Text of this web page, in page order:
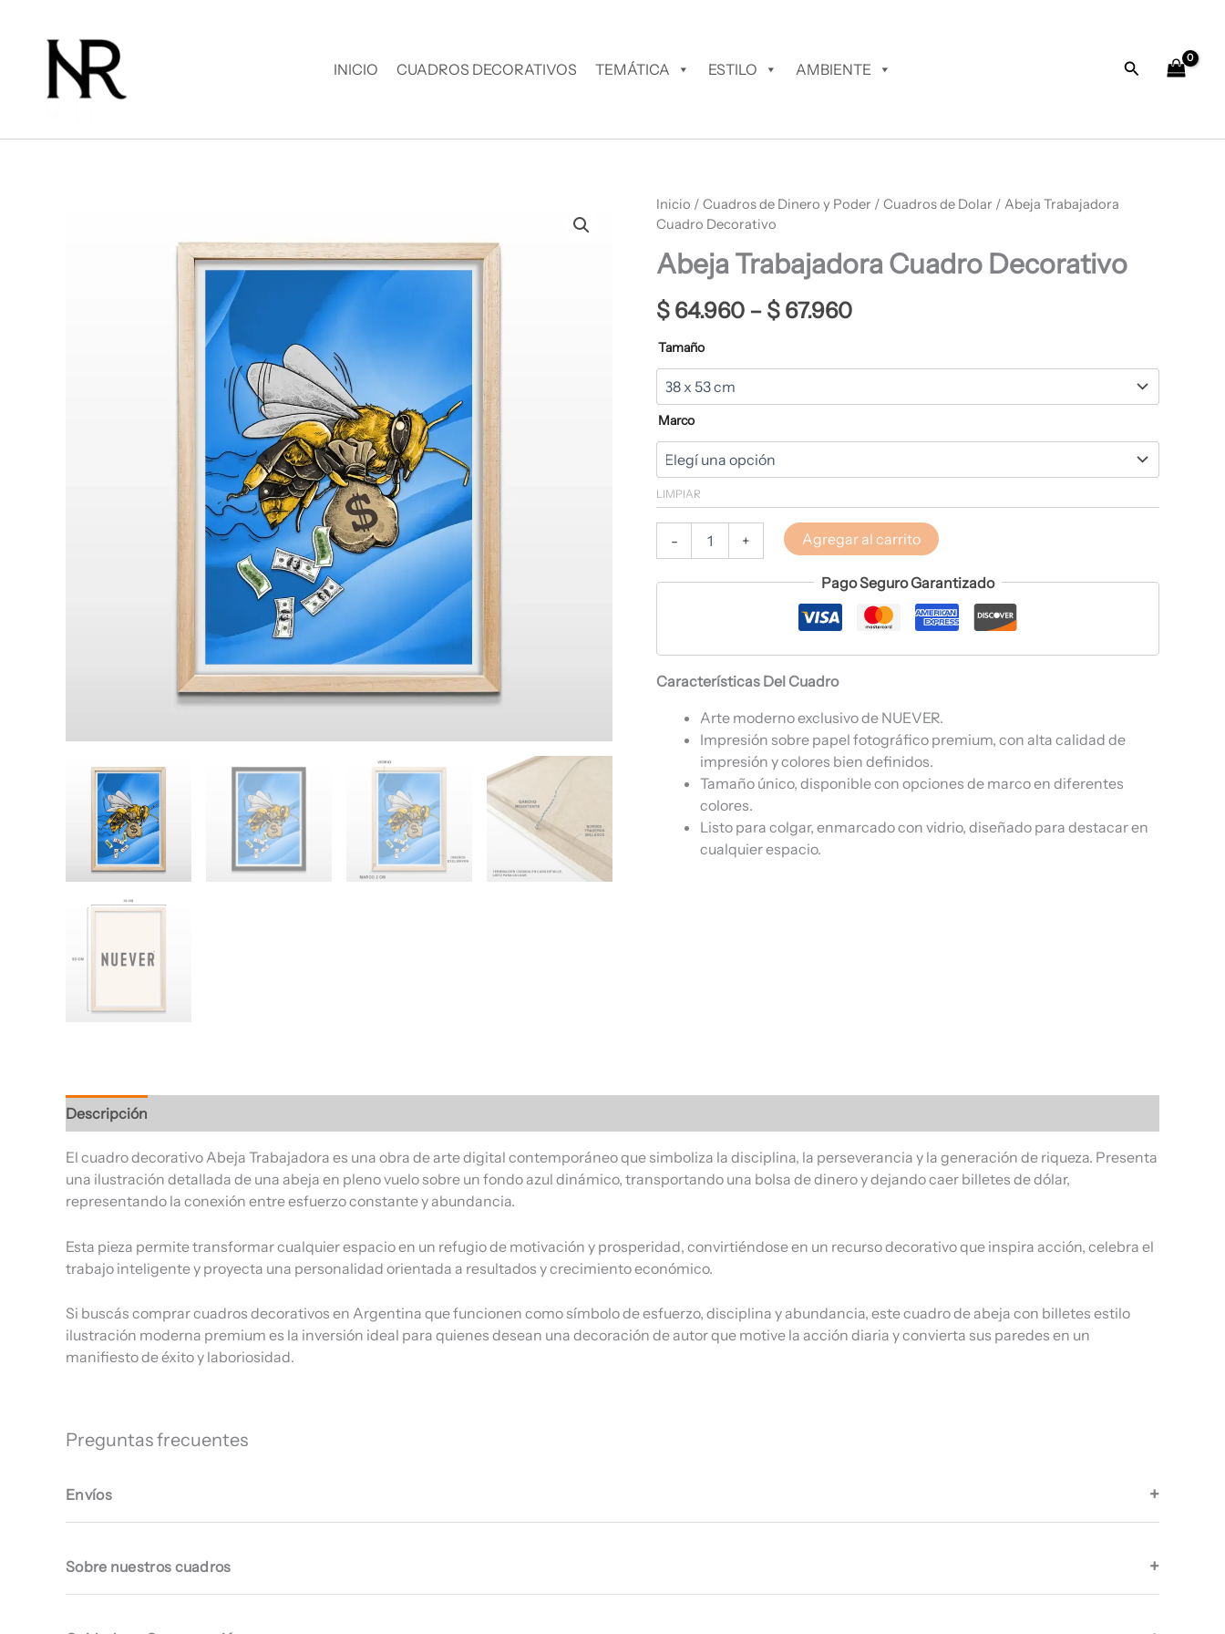
contenido
INICIO
CUADROS DECORATIVOS TEMÁTICA ESTILO AMBIENTE Buscar
Inicio / Cuadros de Dinero y Poder / Cuadros de Dolar / Abeja Trabajadora
Cuadro Decorativo
Abeja Trabajadora Cuadro Decorativo
$ 64.960 – $ 67.960
Rango
precios:
desde
hasta
$ 67.960
Tamaño
Marco
LIMPIAR
-
Abeja
Trabajadora
Decorativo
cantidad
+ Agregar al carrito
Pago Seguro Garantizado
Características Del Cuadro
Arte moderno exclusivo de NUEVER.
Impresión sobre papel fotográfico premium, con alta calidad de
impresión y colores bien definidos.
Tamaño único, disponible con opciones de marco en diferentes
colores.
Listo para colgar, enmarcado con vidrio, diseñado para destacar en
cualquier espacio.
Descripción
El cuadro decorativo Abeja Trabajadora es una obra de arte digital contemporáneo que simboliza la disciplina, la perseverancia y la generación de riqueza. Presenta
una ilustración detallada de una abeja en pleno vuelo sobre un fondo azul dinámico, transportando una bolsa de dinero y dejando caer billetes de dólar,
representando la conexión entre esfuerzo constante y abundancia.
Esta pieza permite transformar cualquier espacio en un refugio de motivación y prosperidad, convirtiéndose en un recurso decorativo que inspira acción, celebra el
trabajo inteligente y proyecta una personalidad orientada a resultados y crecimiento económico.
Si buscás comprar cuadros decorativos en Argentina que funcionen como símbolo de esfuerzo, disciplina y abundancia, este cuadro de abeja con billetes estilo
ilustración moderna premium es la inversión ideal para quienes desean una decoración de autor que motive la acción diaria y convierta sus paredes en un
manifiesto de éxito y laboriosidad.
Preguntas frecuentes
Envíos
Sobre nuestros cuadros